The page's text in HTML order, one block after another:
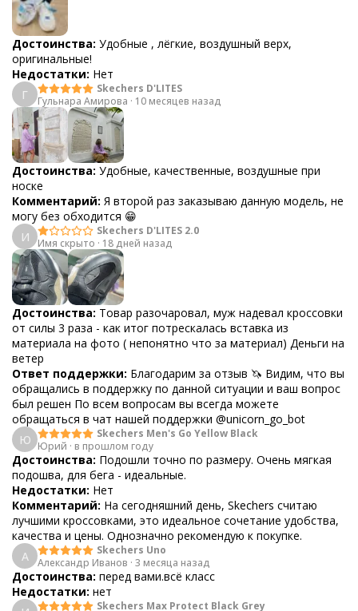
Достоинства: Удобные , лёгкие, воздушный верх,
оригинальные!
Недостатки: Нет
Г
Skechers D'LITES
Гульнара Амирова · 10 месяцев назад
Достоинства: Удобные, качественные, воздушные при
носке
Комментарий: Я второй раз заказываю данную модель, не
могу без обходится 😁
И
Skechers D'LITES 2.0
Имя скрыто · 18 дней назад
Достоинства: Товар разочаровал, муж надевал кроссовки
от силы 3 раза - как итог потрескалась вставка из
материала на фото ( непонятно что за материал) Деньги на
ветер
Ответ поддержки: Благодарим за отзыв 🦄 Видим, что вы
обращались в поддержку по данной ситуации и ваш вопрос
был решен По всем вопросам вы всегда можете
обращаться в чат нашей поддержки @unicorn_go_bot
Ю
Skechers Men's Go Yellow Black
Юрий · в прошлом году
Достоинства: Подошли точно по размеру. Очень мягкая
подошва, для бега - идеальные.
Недостатки: Нет
Комментарий: На сегодняшний день, Skechers считаю
лучшими кроссовками, это идеальное сочетание удобства,
качества и цены. Однозначно рекомендую к покупке.
А
Skechers Uno
Александр Иванов · 3 месяца назад
Достоинства: перед вами.всё класс
Недостатки: нет
Skechers Max Protect Black Grey